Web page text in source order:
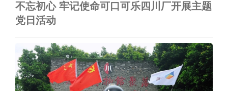
不忘初心 牢记使命可口可乐四川厂开展主题
党日活动